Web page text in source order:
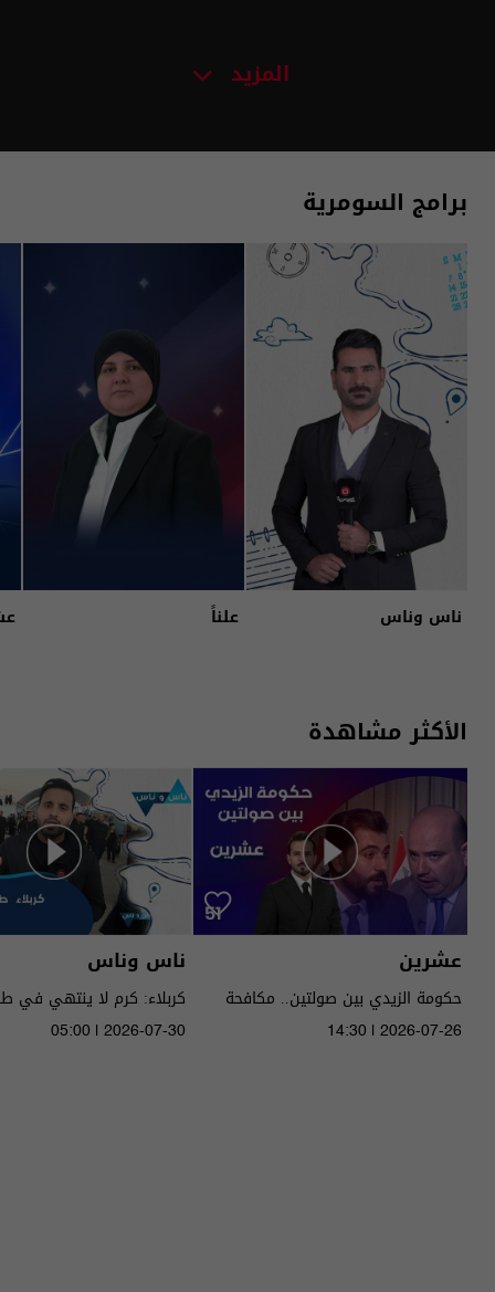
المزيد
برامج السومرية
ناس وناس علناً
الأكثر مشاهدة
عشرين
حكومة الزيدي بين صولتين.. مكافحة
14:30 | 2026-07-26
ناس وناس
كربلاء: كرم لا ينتهي في
05:00 | 2026-07-30